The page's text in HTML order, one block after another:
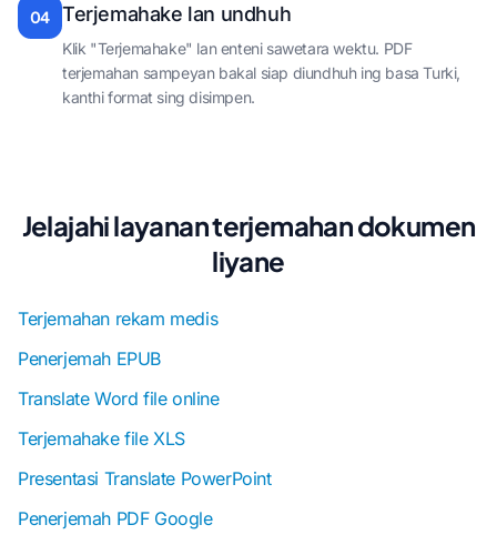
04 Terjemahake lan undhuh
Klik "Terjemahake" lan enteni sawetara wektu. PDF
terjemahan sampeyan bakal siap diundhuh ing basa Turki,
kanthi format sing disimpen.
Jelajahi layanan terjemahan dokumen
liyane
Terjemahan rekam medis
Penerjemah EPUB
Translate Word file online
Terjemahake file XLS
Presentasi Translate PowerPoint
Penerjemah PDF Google